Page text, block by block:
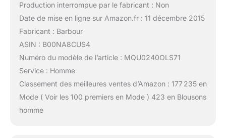
Production interrompue par le fabricant : Non
Date de mise en ligne sur Amazon.fr : 11 décembre 2015
Fabricant : Barbour
ASIN : B00NA8CUS4
Numéro du modèle de l’article : MQU0240OLS71
Service : Homme
Classement des meilleures ventes d’Amazon : 177 235 en
Mode ( Voir les 100 premiers en Mode ) 423 en Blousons
homme